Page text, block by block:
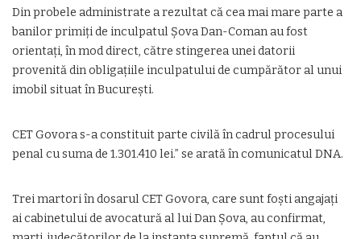
Din probele administrate a rezultat că cea mai mare parte a
banilor primiți de inculpatul Șova Dan-Coman au fost
orientați, în mod direct, către stingerea unei datorii
provenită din obligațiile inculpatului de cumpărător al unui
imobil situat în București.
CET Govora s-a constituit parte civilă în cadrul procesului
penal cu suma de 1.301.410 lei.” se arată în comunicatul DNA.
Trei martori în dosarul CET Govora, care sunt foşti angajaţi
ai cabinetului de avocatură al lui Dan Şova, au confirmat,